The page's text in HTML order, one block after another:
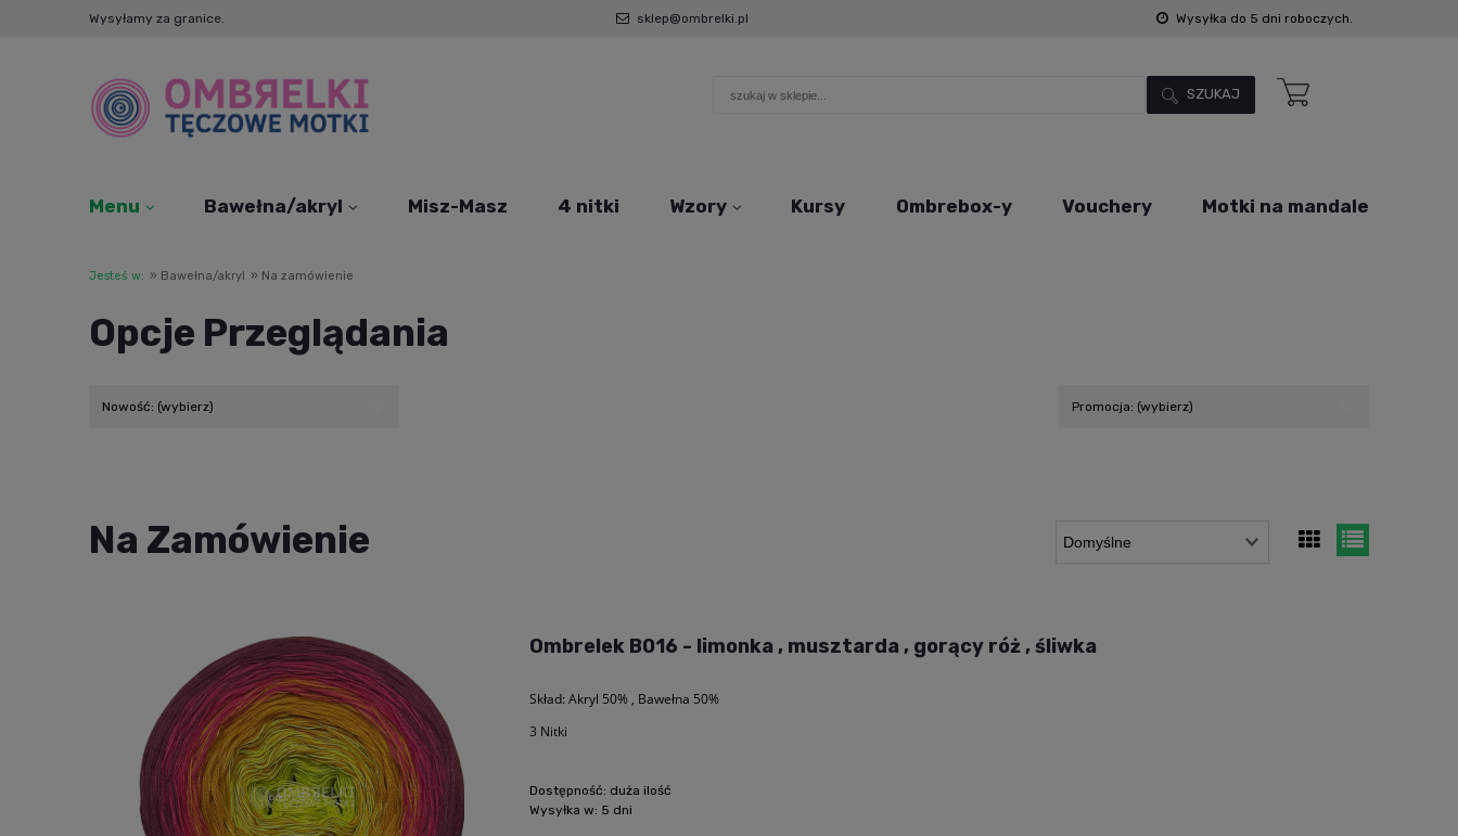
Wysyłamy za granice. sklep@ombrelki.pl Wysyłka do 5 dni roboczych.
SZUKAJ
Menu Bawełna/akryl Misz-Masz 4 nitki Wzory Kursy Ombrebox-y Vouchery Motki na mandale
Jesteś w: » Bawełna/akryl » Na zamówienie
Opcje Przeglądania
Nowość: (wybierz) Promocja: (wybierz)
Na Zamówienie
Ombrelek B016 - limonka , musztarda , gorący róż , śliwka
Skład: Akryl 50% , Bawełna 50%
3 Nitki
Dostępność: duża ilość
Wysyłka w: 5 dni